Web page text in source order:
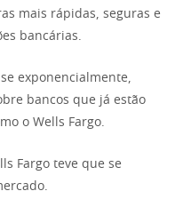
mais rápidas, seguras e
bancárias.
exponencialmente,
bancos que já estão
o Wells Fargo.
Fargo teve que se